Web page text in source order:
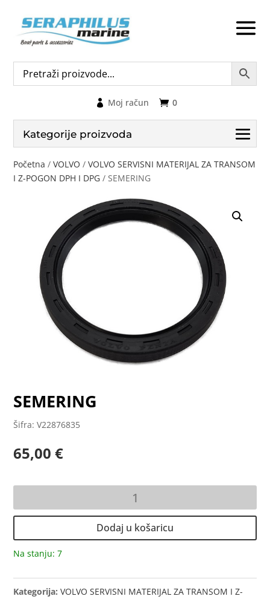
0
Moj račun
Kategorije proizvoda
Početna /VOLVO /VOLVO SERVISNI MATERIJAL ZA TRANSOM
I Z-POGON DPH I DPG / SEMERING
SEMERING
Šifra: V22876835
65,00€
Dodaj u košaricu
Na stanju: 7
Kategorija:VOLVO SERVISNI MATERIJAL ZA TRANSOM I Z-